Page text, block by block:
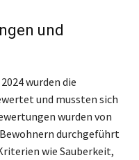
und
wurden die
und mussten sich
wurden von
durchgeführt
wie Sauberkeit,